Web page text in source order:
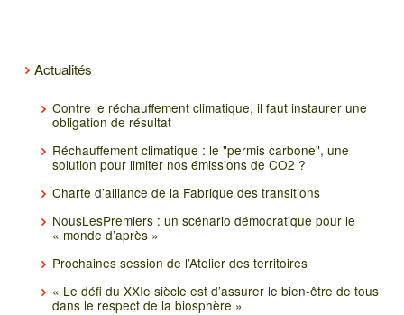
Actualités
Contre le réchauffement climatique, il faut instaurer une
obligation de résultat
Réchauffement climatique : le "permis carbone", une
solution pour limiter nos émissions de CO2 ?
Charte d’alliance de la Fabrique des transitions
NousLesPremiers : un scénario démocratique pour le
« monde d’après »
Prochaines session de l’Atelier des territoires
« Le défi du XXIe siècle est d’assurer le bien-être de tous
dans le respect de la biosphère »